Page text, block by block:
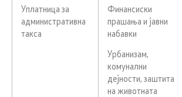
Уплатница за
административна
такса
Финансиски
прашања и јавни
набавки
Урбанизам,
комунални
дејности, заштита
на животната